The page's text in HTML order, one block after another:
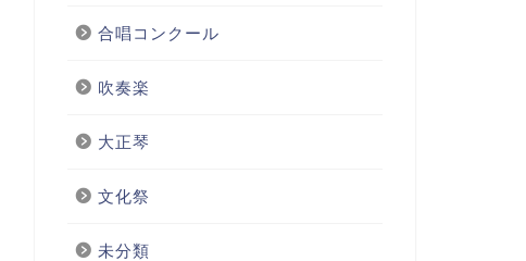
合唱コンクール
吹奏楽
大正琴
文化祭
未分類